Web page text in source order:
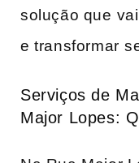
solução que⁣
e transformar⁢
Serviços de
Major Lopes: